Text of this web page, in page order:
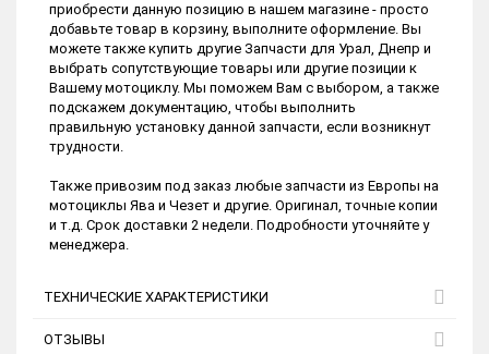
приобрести данную позицию в нашем магазине - просто
добавьте товар в корзину, выполните оформление. Вы
можете также купить другие Запчасти для Урал, Днепр и
выбрать сопутствующие товары или другие позиции к
Вашему мотоциклу. Мы поможем Вам с выбором, а также
подскажем документацию, чтобы выполнить
правильную установку данной запчасти, если возникнут
трудности.
Также привозим под заказ любые запчасти из Европы на
мотоциклы Ява и Чезет и другие. Оригинал, точные копии
и т.д. Срок доставки 2 недели. Подробности уточняйте у
менеджера.
ТЕХНИЧЕСКИЕ ХАРАКТЕРИСТИКИ
ОТЗЫВЫ